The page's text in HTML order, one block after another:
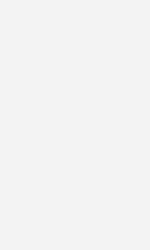
SV Sandhausen - BORUSSIA (DFB-
BORUSSIA - Bayer Leverkusen (DFB-
BSC Hastedt - BORUSSIA (DFB-Pokal)
Rot-Weiß Essen - BORUSSIA (DFB-